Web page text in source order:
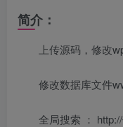
简介：
上传源码，修改
修改数据库文件
全局搜索 ：